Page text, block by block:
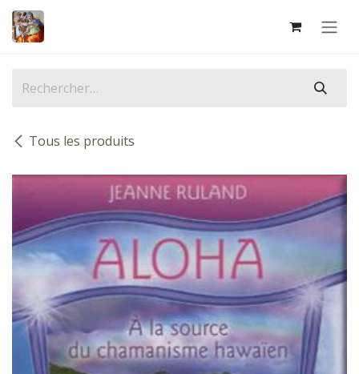
Se rendre au contenu
Tous les produits